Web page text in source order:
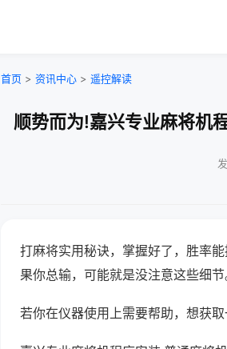
首页 > 资讯中心 > 遥控解读
顺势而为!嘉兴专业麻将机
打麻将实用秘诀，掌握好了，胜率
果你总输，可能就是没注意这些细节
若你在仪器使用上需要帮助，想获